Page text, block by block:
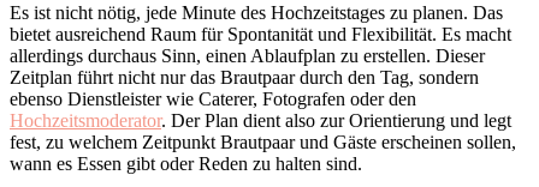
Es ist nicht nötig, jede Minute des Hochzeitstages zu planen. Das
bietet ausreichend Raum für Spontanität und Flexibilität. Es macht
allerdings durchaus Sinn, einen Ablaufplan zu erstellen. Dieser
Zeitplan führt nicht nur das Brautpaar durch den Tag, sondern
ebenso Dienstleister wie Caterer, Fotografen oder den
Hochzeitsmoderator. Der Plan dient also zur Orientierung und legt
fest, zu welchem Zeitpunkt Brautpaar und Gäste erscheinen sollen,
wann es Essen gibt oder Reden zu halten sind.